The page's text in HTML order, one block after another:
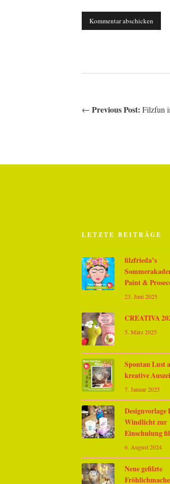
← Previous Post: Filzfun
LETZTE BEITRÄGE
filzfrieda’s
Paint &
23. Juni 2025
CREATIVA
5. März 2025
Spontan Lust
kreative
7. Januar 2025
Designvorlage
Windlicht zur
Einschulung
6. August 2024
Neue gefilzte